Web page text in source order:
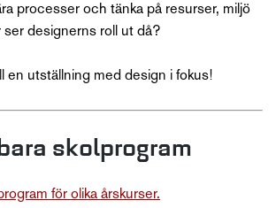
processer och tänka på resurser, miljö
designerns roll ut då?
en utställning med design i fokus!
skolprogram
för olika årskurser.